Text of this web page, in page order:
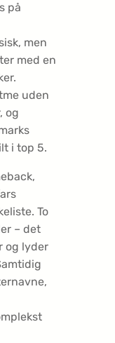
på
men
med en
uden
og
i top 5.
To
– det
og lyder